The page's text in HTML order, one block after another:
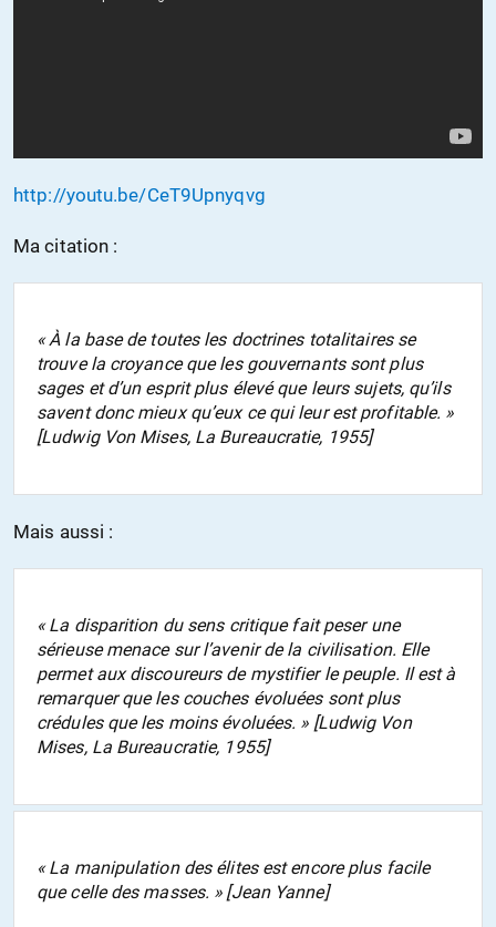
http://youtu.be/CeT9Upnyqvg
Ma citation :
« À la base de toutes les doctrines totalitaires se
trouve la croyance que les gouvernants sont plus
sages et d’un esprit plus élevé que leurs sujets, qu’ils
savent donc mieux qu’eux ce qui leur est profitable. »
[Ludwig Von Mises, La Bureaucratie, 1955]
Mais aussi :
« La disparition du sens critique fait peser une
sérieuse menace sur l’avenir de la civilisation. Elle
permet aux discoureurs de mystifier le peuple. Il est à
remarquer que les couches évoluées sont plus
crédules que les moins évoluées. » [Ludwig Von
Mises, La Bureaucratie, 1955]
« La manipulation des élites est encore plus facile
que celle des masses. » [Jean Yanne]